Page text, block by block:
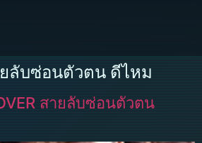
ลับซ่อนตัวตน ดีไหม
สายลับซ่อนตัวตน